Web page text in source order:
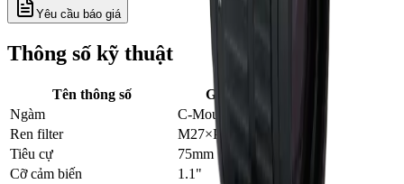
Yêu cầu báo giá
Thông số kỹ thuật
Tên thông số
Giá trị
Ngàm
C-Mount
Ren filter
M27×P0.5
Tiêu cự
75mm
Cỡ cảm biến
1.1"